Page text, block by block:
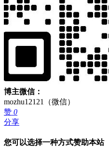
博主微信：
mozhu12121（微信）
赞 0
分享
您可以选择一种方式赞助本站